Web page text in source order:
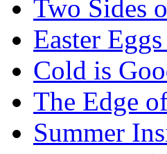
Two Sides
Easter
Cold is
The Edge
Summer